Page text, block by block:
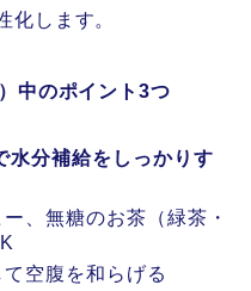
化します。
中のポイント3つ
水分補給をしっかりす
、無糖のお茶（緑茶・
空腹を和らげる